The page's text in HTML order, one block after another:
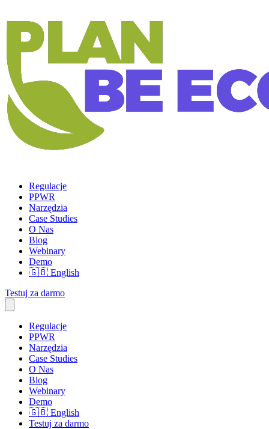
Regulacje
PPWR
Narzędzia
Case Studies
O Nas
Blog
Webinary
Demo
🇬🇧 English
Testuj za darmo
Regulacje
PPWR
Narzędzia
Case Studies
O Nas
Blog
Webinary
Demo
🇬🇧 English
Testuj za darmo